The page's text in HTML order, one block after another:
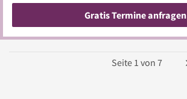
Gratis Termine anfragen
Seite 1 von 7